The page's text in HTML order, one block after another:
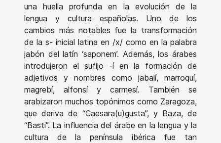
una huella profunda en la evolución de la
lengua y cultura españolas. Uno de los
cambios más notables fue la transformación
de la s- inicial latina en /x/ como en la palabra
jabón del latín ‘saponem’. Además, los árabes
introdujeron el sufijo -í en la formación de
adjetivos y nombres como jabalí, marroquí,
magrebí, alfonsí y carmesí. También se
arabizaron muchos topónimos como Zaragoza,
que deriva de “Caesara(u)gusta”, y Baza, de
“Basti”. La influencia del árabe en la lengua y la
cultura de la península ibérica fue tan